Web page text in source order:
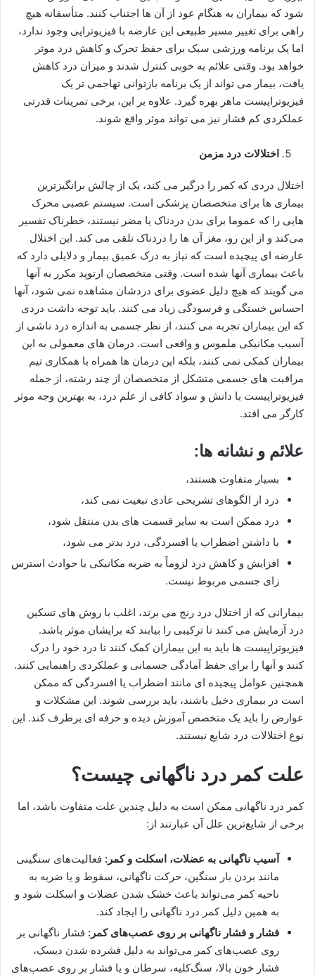
شود که بیماران به هنگام عود از آن ها اجتناب کنند. متأسفانه هیچ
راهی برای تغییر مسیر طبیعی این عارضه با فیزیوتراپی وجود ندارد،
اما یک برنامه ورزشی سبک برای حفظ تحرک و کاهش درد موثر
خواهد بود. وقتی علائم به خوبی کنترل شدند و میزان درد کاهش
یافت، بیمار می تواند از یک برنامه بازتوانی تهاجمی تر یک
فیزیوتراپیست ماهر بهره گیرد. علاوه بر این، برخی تمرینات قدرتی
عملکردی کم فشار نیز می تواند موثر واقع شوند.
اختلالات درد مزمن
اختلال دردی که کمر را درگیر می کند، یک از چالش برانگیزترین
بیماری ها برای متخصصان پزشکی است. سیستم عصبی محرک
هایی را که عموما برای بدن دردناک یا مضر نیستند، خطرناک تفسیر
می‌کند و از این رو، مغز آن ها را دردناک تلقی می کند. این اختلال
عارضه ای پیچیده است که نیاز به درک عمیق بیمار و دلایلی دارد که
باعث بیماری آنها شده است. وقتی متخصصان ارتوپد مکرر به آنها
می گویند که هیچ دلیل عضوی برای دردشان مشاهده نمی شود، آنها
احساس خستگی و فرسودگی زیاد می کنند. باید توجه داشت دردی
که این بیماران تجربه می کنند، از نظر جسمی به اندازه درد ناشی از
آسیب مکانیکی ملموس و واقعی است. درمان های معمولی به این
بیماران کمکی نمی کنند، بلکه این درمان ها همراه با همکاری تیم
مراقبت های جسمی متشکل از متخصصان از چند رشته، از جمله
فیزیوتراپیست با دانش و سواد کافی از علم درد، به بهترین وجه موثر
کارگر می افتد.
علائم و نشانه ها:
بسیار متفاوت هستند،
درد از الگوهای تشریحی عادی تبعیت نمی کند،
درد ممکن است به سایر قسمت های بدن منتقل شود،
با داشتن اضطراب یا افسردگی، درد بدتر می شود،
افزایش و کاهش درد لزوماً به ضربه مکانیکی یا حوادث استرس
زای جسمی مربوط نیست.
بیمارانی که از اختلال درد رنج می برند، اغلب با روش های تسکین
درد آزمایش می کنند تا ترکیبی را بیابند که برایشان موثر باشد.
فیزیوتراپیست ها باید به این بیماران کمک کنند تا درد خود را درک
کنند و آنها را برای حفظ آمادگی جسمانی و عملکردی راهنمایی کنند.
همچنین عوامل پیچیده ای مانند اضطراب یا افسردگی که ممکن
است در بیماری دخیل باشند، باید بررسی شوند. این مشکلات و
عوارض را باید یک متخصص آموزش دیده و حرفه ای برطرف کند. این
نوع اختلالات درد شایع نیستند.
علت کمر درد ناگهانی چیست؟
کمر درد ناگهانی ممکن است به دلیل چندین علت متفاوت باشد، اما
برخی از شایع‌ترین علل آن عبارتند از:
آسیب ناگهانی به عضلات، اسکلت و کمر: فعالیت‌های سنگینی
مانند بردن بار سنگین، حرکت ناگهانی، سقوط و یا ضربه به
ناحیه کمر می‌تواند باعث خشک شدن عضلات و اسکلت شود و
به همین دلیل کمر درد ناگهانی را ایجاد کند.
فشار و فشار ناگهانی بر روی عصب‌های کمر: فشار ناگهانی بر
روی عصب‌های کمر می‌تواند به دلیل فشرده شدن دیسک،
فشار خون بالا، سنگ‌کلیه، سرطان و یا فشار بر روی عصب‌های